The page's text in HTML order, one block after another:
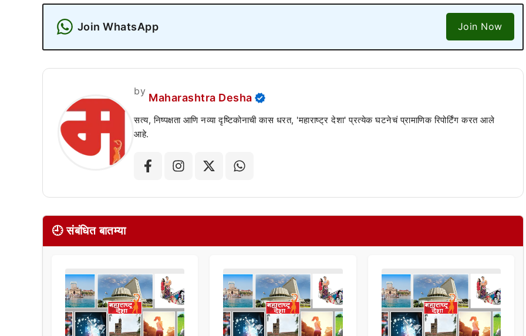
Join WhatsApp Join Now
by
Maharashtra Desha
सत्य, निष्पक्षता आणि नव्या दृष्टिकोनाची कास धरत, 'महाराष्ट्र देशा' प्रत्येक घटनेचं प्रामाणिक रिपोर्टिंग करत आले
आहे.
🕘 संबंधित बातम्या